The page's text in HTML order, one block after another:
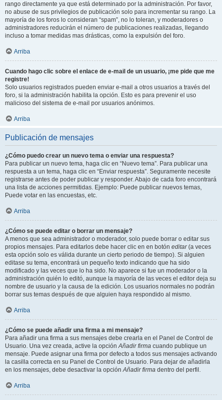
rango directamente ya que está determinado por la administración. Por favor,
no abuse de sus privilegios de publicación solo para incrementar su rango. La
mayoría de los foros lo consideran “spam”, no lo toleran, y moderadores o
administradores reducirán el número de publicaciones realizadas, llegando
incluso a tomar medidas mas drásticas, como la expulsión del foro.
Arriba
Cuando hago clic sobre el enlace de e-mail de un usuario, ¡me pide que me
registre!
Solo usuarios registrados pueden enviar e-mail a otros usuarios a través del
foro, si la administración habilita la opción. Esto es para prevenir el uso
malicioso del sistema de e-mail por usuarios anónimos.
Arriba
Publicación de mensajes
¿Cómo puedo crear un nuevo tema o enviar una respuesta?
Para publicar un nuevo tema, haga clic en “Nuevo tema”. Para publicar una
respuesta a un tema, haga clic en “Enviar respuesta”. Seguramente necesite
registrarse antes de poder publicar y responder. Abajo de cada foro encontrará
una lista de acciones permitidas. Ejemplo: Puede publicar nuevos temas,
Puede votar en las encuestas, etc.
Arriba
¿Cómo se puede editar o borrar un mensaje?
A menos que sea administrador o moderador, solo puede borrar o editar sus
propios mensajes. Para editarlos debe hacer clic en en botón editar(a veces
esta opción solo es válida durante un cierto periodo de tiempo). Si alguien
editase su tema, encontrará un pequeño texto indicando que ha sido
modificado y las veces que lo ha sido. No aparece si fue un moderador o la
administración quién lo editó, aunque la mayoría de las veces el editor deja su
nombre de usuario y la causa de la edición. Los usuarios normales no podrán
borrar sus temas después de que alguien haya respondido al mismo.
Arriba
¿Cómo se puede añadir una firma a mi mensaje?
Para añadir una firma a sus mensajes debe crearla en el Panel de Control de
Usuario. Una vez creada, active la opciónAñadir firma cuando publique un
mensaje. Puede asignar una firma por defecto a todos sus mensajes activando
la casilla correcta en su Panel de Control de Usuario. Para dejar de añadirla
en los mensajes, debe desactivar la opciónAñadir firma dentro del perfil.
Arriba